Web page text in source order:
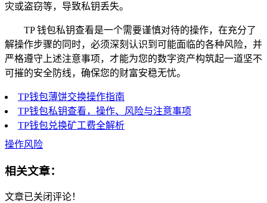
灾或盗窃等，导致私钥丢失。
TP 钱包私钥查看是一个需要谨慎对待的操作，在充分了
解操作步骤的同时，必须深刻认识到可能面临的各种风险，并
严格遵守上述注意事项，才能为您的数字资产构筑起一道坚不
可摧的安全防线，确保您的财富安稳无忧。
TP钱包薄饼交换操作指南
TP钱包私钥查看，操作、风险与注意事项
TP钱包兑换矿工费全解析
操作风险
相关文章：
文章已关闭评论！